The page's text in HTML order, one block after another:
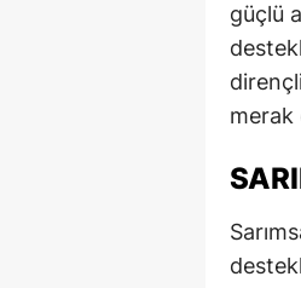
güçlü
merak